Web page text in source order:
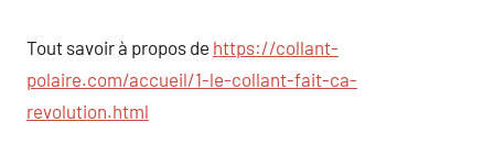
Tout savoir à propos de https://collant-
polaire.com/accueil/1-le-collant-fait-ca-
revolution.html